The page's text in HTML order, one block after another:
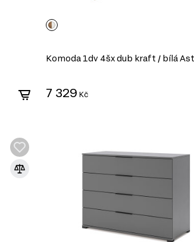
Komoda 1dv 4šx dub kraft / bílá
7 329 Kč